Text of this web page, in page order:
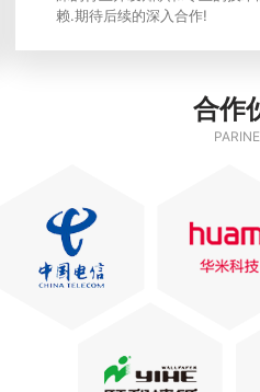
赖.期待后续的深入合作!
合作